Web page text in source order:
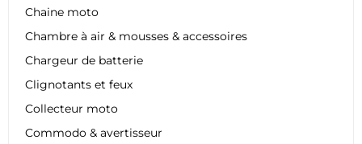
Chaine moto
Chambre à air & mousses & accessoires
Chargeur de batterie
Clignotants et feux
Collecteur moto
Commodo & avertisseur